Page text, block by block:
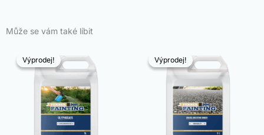
Může se vám také líbit
Výprodej!
Výprodej! Výprodej!
Výprodej!